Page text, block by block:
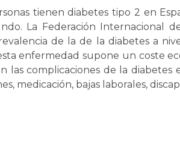
tienen diabetes tipo 2 en
La Federación Internacional
de la de la diabetes a
enfermedad supone un coste
complicaciones de la diabetes
medicación, bajas laborales,